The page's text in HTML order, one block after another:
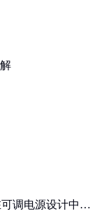
调电源设计中的